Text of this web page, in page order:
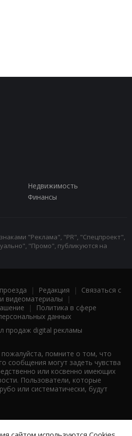
Недвижимость
Финансы
"Реклама", "PR", "Спецпроект",
"Промо", публикуются на
| Редакция | Связаться с
видеоматериалы |
|
Политика в сфере
данных
продаж digital рекламы
помните о том, что
сообщения могут задеть чувства
или косвенно имеющих
Пользователи, которые
или систематически, будут